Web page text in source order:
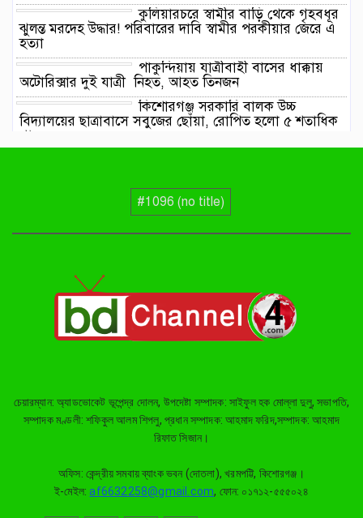
কুলিয়ারচরে স্বামীর বাড়ি থেকে গৃহবধূর
ঝুলন্ত মরদেহ উদ্ধার! পরিবারের দাবি স্বামীর পরকীয়ার জেরে এ
হত্যা
পাকুন্দিয়ায় যাত্রীবাহী বাসের ধাক্কায়
অটোরিক্সার দুই যাত্রী নিহত, আহত তিনজন
কিশোরগঞ্জ সরকারি বালক উচ্চ
বিদ্যালয়ের ছাত্রাবাসে সবুজের ছোঁয়া, রোপিত হলো ৫ শতাধিক
গাছ
সাইফুলের মরদেহ গফরগাঁও
থেকে উদ্ধার
ব্রহ্মপুত্র নদে নিখোঁজ কৃষকের সন্ধান
ঈশ্বরগঞ্জে বাড়ি ঘরে হামলা ভাংচুর,
হত্যার চেষ্টা ও শ্লীলতাহানির অভিযোগ
জুলাই সনদ বাস্তবায়নের দাবি
#1096 (no title)
চেয়ারম্যান: অ্যাডভোকেট ভূপেন্দ্র দোলন, উপদেষ্টা সম্পাদক: সাইফুল হক মোল্লা দুলু, সভাপতি,
সম্পাদক মণ্ডলী: শফিকুল আলম শিপলু, প্রধান সম্পাদক: আহমাদ ফরিদ,সম্পাদক: আহমাদ
রিফাত সিজান।
অফিস: কেন্দ্রীয় সমবায় ব্যাংক ভবন (দোতলা), খরমপট্টি, কিশোরগঞ্জ।
ই-মেইল:af6632258@gmail.com, ফোন: ০১৭১২-৫৫৫০২৪